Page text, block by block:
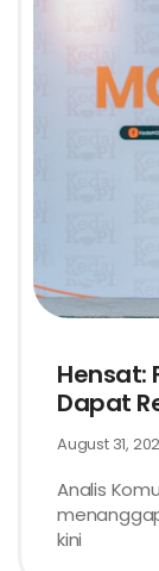
Hensat:
Dapat
August 31,
Analis
kini